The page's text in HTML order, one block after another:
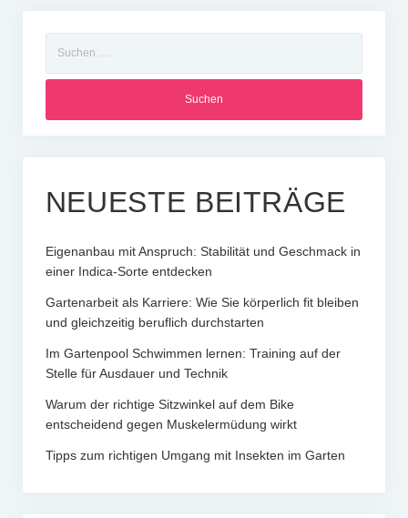
NEUESTE BEITRÄGE
Eigenanbau mit Anspruch: Stabilität und Geschmack in
einer Indica-Sorte entdecken
Gartenarbeit als Karriere: Wie Sie körperlich fit bleiben
und gleichzeitig beruflich durchstarten
Im Gartenpool Schwimmen lernen: Training auf der
Stelle für Ausdauer und Technik
Warum der richtige Sitzwinkel auf dem Bike
entscheidend gegen Muskelermüdung wirkt
Tipps zum richtigen Umgang mit Insekten im Garten